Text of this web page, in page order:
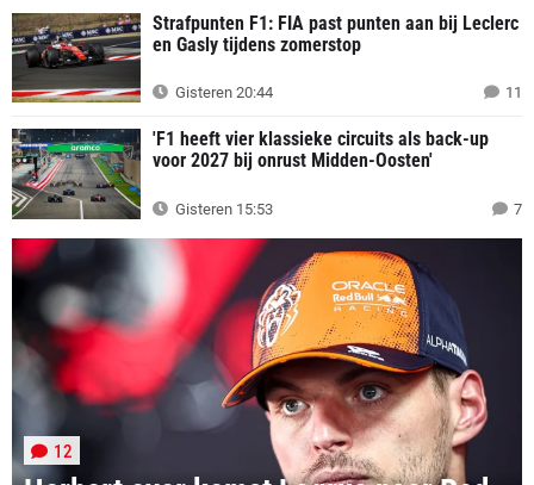
Strafpunten F1: FIA past punten aan bij Leclerc
en Gasly tijdens zomerstop
Gisteren 20:44 11
'F1 heeft vier klassieke circuits als back-up
voor 2027 bij onrust Midden-Oosten'
Gisteren 15:53 7
12